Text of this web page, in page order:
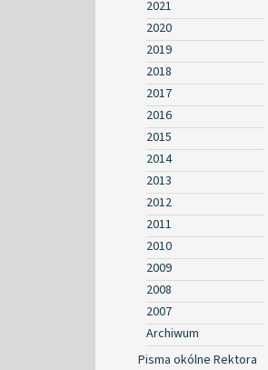
2021
2020
2019
2018
2017
2016
2015
2014
2013
2012
2011
2010
2009
2008
2007
Archiwum
Pisma okólne Rektora